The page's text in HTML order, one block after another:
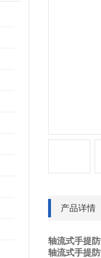
产品详情
轴流式手提
轴流式手提